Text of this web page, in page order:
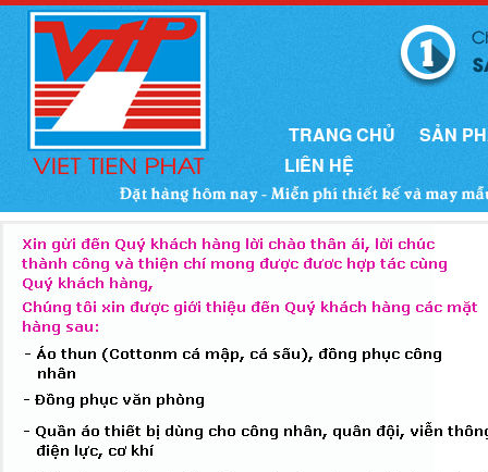
TRANG CHỦ
SẢN
LIÊN HỆ